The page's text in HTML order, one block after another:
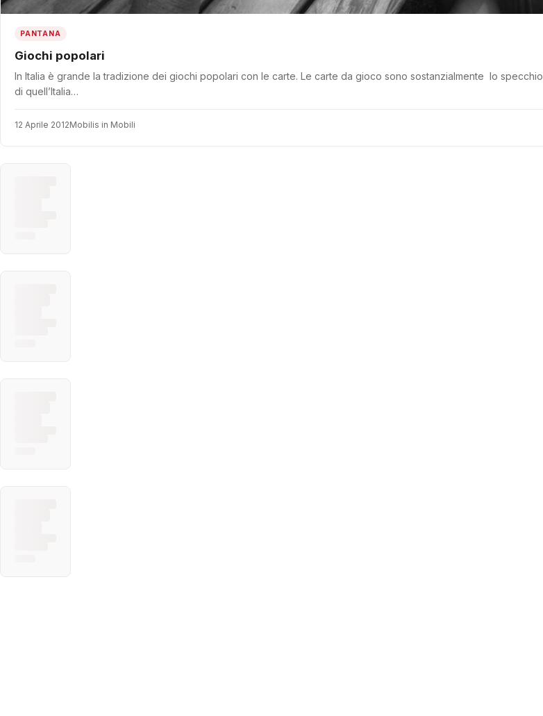
PANTANA
Giochi popolari
In Italia è grande la tradizione dei giochi popolari con le carte. Le carte da gioco sono sostanzialmente lo specchio
di quell’Italia…
12 Aprile 2012Mobilis in Mobili